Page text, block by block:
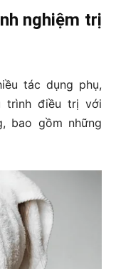
nghiệm trị
tác dụng phụ,
trình điều trị với
bao gồm những